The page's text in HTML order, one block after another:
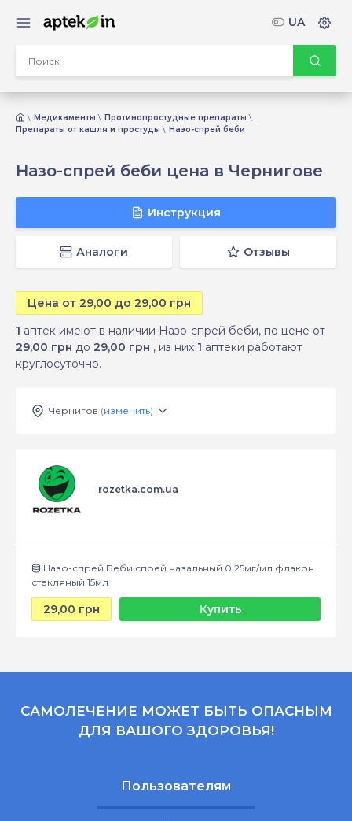
Медикаменты
Противопростудные препараты
Препараты от кашля и простуды
Назо-спрей беби
Назо-спрей беби цена в Чернигове
Инструкция
Аналоги Отзывы
Цена от 29,00 до 29,00 грн
1 аптек имеют в наличии Назо-спрей беби, по цене от
29,00 грн до 29,00 грн , из них 1 аптеки работают
круглосуточно.
Чернигов (изменить)
rozetka.com.ua
Назо-спрей Беби спрей назальный 0,25мг/мл флакон
стекляный 15мл
29,00 грн Купить
UA
САМОЛЕЧЕНИЕ МОЖЕТ БЫТЬ ОПАСНЫМ
ДЛЯ ВАШОГО ЗДОРОВЬЯ!
Пользователям